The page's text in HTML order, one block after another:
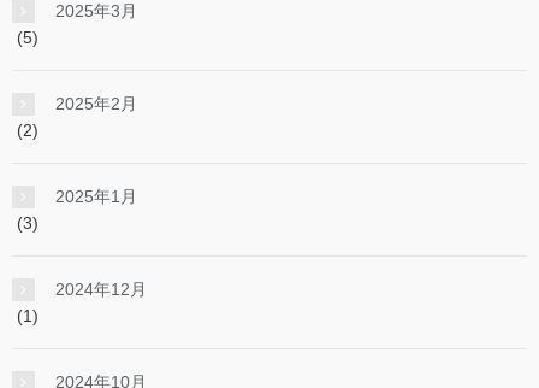
2025年3月
(5)
2025年2月
(2)
2025年1月
(3)
2024年12月
(1)
2024年10月